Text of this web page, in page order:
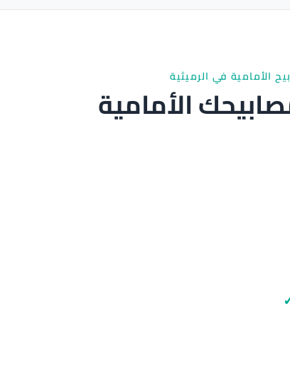
الأمامية في الرميثية
الأمامية